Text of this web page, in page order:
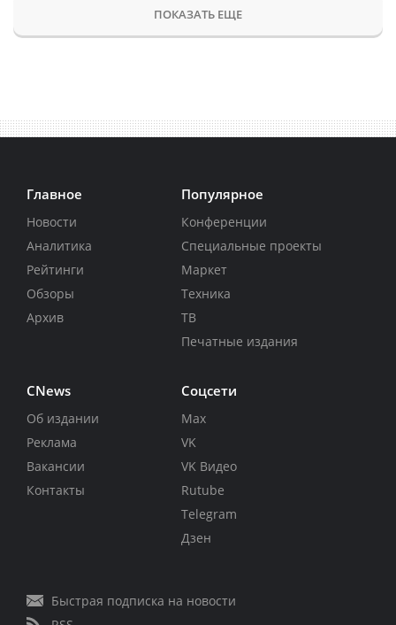
ПОКАЗАТЬ ЕЩЕ
Главное
Новости
Аналитика
Рейтинги
Обзоры
Архив
Популярное
Конференции
Специальные проекты
Маркет
Техника
ТВ
Печатные издания
CNews
Об издании
Реклама
Вакансии
Контакты
Соцсети
Max
VK
VK Видео
Rutube
Telegram
Дзен
Быстрая подписка на новости